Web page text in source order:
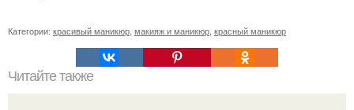
Категории: красивый маникюр макияж и маникюр красный маникюр
Читайте также